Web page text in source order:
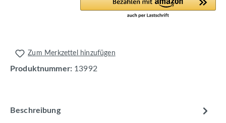
Zum Merkzettel hinzufügen
Produktnummer: 13992
Beschreibung